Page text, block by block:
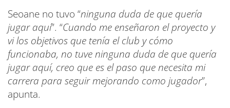
Seoane no tuvo “ninguna duda de que quería
jugar aquí”. “Cuando me enseñaron el proyecto y
vi los objetivos que tenía el club y cómo
funcionaba, no tuve ninguna duda de que quería
jugar aquí, creo que es el paso que necesita mi
carrera para seguir mejorando como jugador”,
apunta.